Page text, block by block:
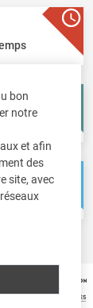
bon
notre
et afin
des
site, avec
in